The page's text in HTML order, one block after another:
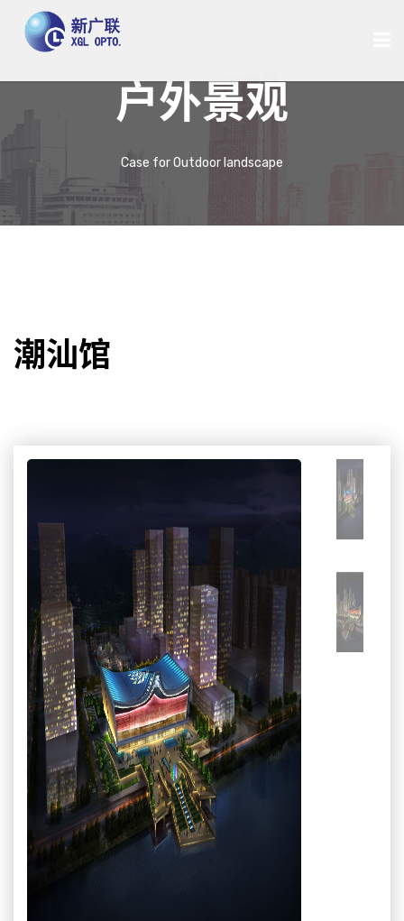
关于我们
LANGUAGE
户外景观
Case for Outdoor landscape
潮汕馆